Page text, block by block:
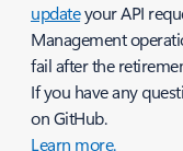
updateyour API
Management
fail after the
If you have any
on GitHub.
Learn more.